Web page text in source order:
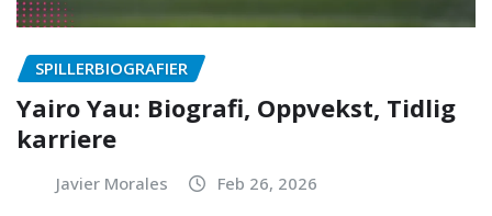
SPILLERBIOGRAFIER
Yairo Yau: Biografi, Oppvekst, Tidlig
karriere
Javier Morales Feb 26, 2026